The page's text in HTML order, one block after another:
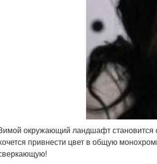
окружающий ландшафт
привнести цвет в общую